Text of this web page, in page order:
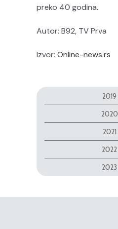
preko 40 godina.
Autor: B92, TV Prva
Izvor: Online-news.rs
2019
2020
2021
2022
2023